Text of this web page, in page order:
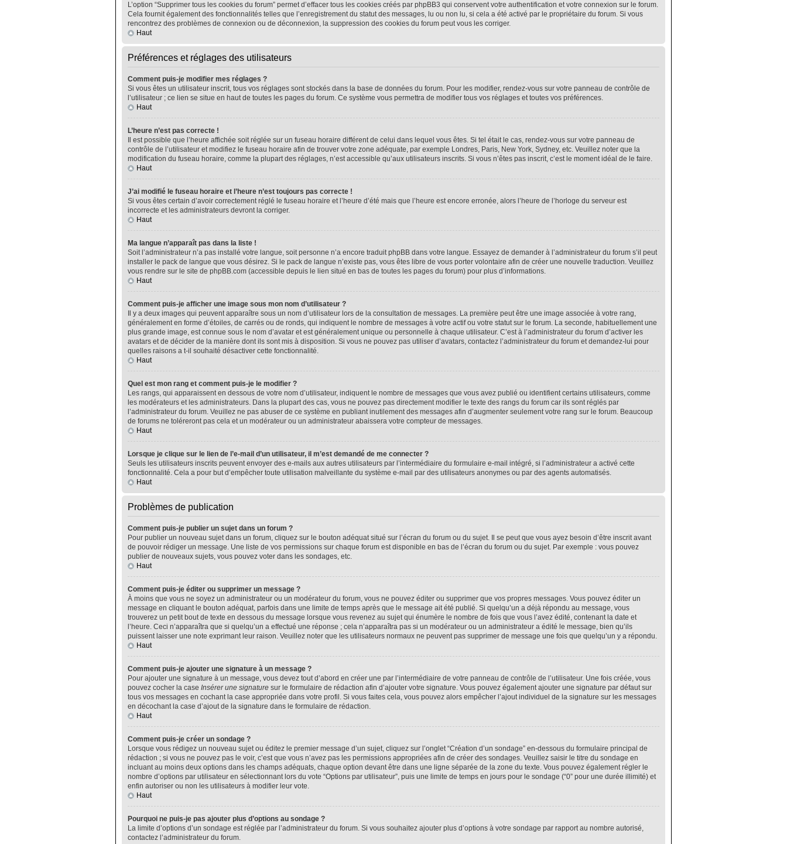
L’option “Supprimer tous les cookies du forum” permet d’effacer tous les cookies créés par phpBB3 qui conservent votre authentification et votre connexion sur le forum.
Cela fournit également des fonctionnalités telles que l’enregistrement du statut des messages, lu ou non lu, si cela a été activé par le propriétaire du forum. Si vous
rencontrez des problèmes de connexion ou de déconnexion, la suppression des cookies du forum peut vous les corriger.
Haut
Préférences et réglages des utilisateurs
Comment puis-je modifier mes réglages ?
Si vous êtes un utilisateur inscrit, tous vos réglages sont stockés dans la base de données du forum. Pour les modifier, rendez-vous sur votre panneau de contrôle de
l’utilisateur ; ce lien se situe en haut de toutes les pages du forum. Ce système vous permettra de modifier tous vos réglages et toutes vos préférences.
Haut
L’heure n’est pas correcte !
Il est possible que l’heure affichée soit réglée sur un fuseau horaire différent de celui dans lequel vous êtes. Si tel était le cas, rendez-vous sur votre panneau de
contrôle de l’utilisateur et modifiez le fuseau horaire afin de trouver votre zone adéquate, par exemple Londres, Paris, New York, Sydney, etc. Veuillez noter que la
modification du fuseau horaire, comme la plupart des réglages, n’est accessible qu’aux utilisateurs inscrits. Si vous n’êtes pas inscrit, c’est le moment idéal de le faire.
Haut
J’ai modifié le fuseau horaire et l’heure n’est toujours pas correcte !
Si vous êtes certain d’avoir correctement réglé le fuseau horaire et l’heure d’été mais que l’heure est encore erronée, alors l’heure de l’horloge du serveur est
incorrecte et les administrateurs devront la corriger.
Haut
Ma langue n’apparaît pas dans la liste !
Soit l’administrateur n’a pas installé votre langue, soit personne n’a encore traduit phpBB dans votre langue. Essayez de demander à l’administrateur du forum s’il peut
installer le pack de langue que vous désirez. Si le pack de langue n’existe pas, vous êtes libre de vous porter volontaire afin de créer une nouvelle traduction. Veuillez
vous rendre sur le site de phpBB.com (accessible depuis le lien situé en bas de toutes les pages du forum) pour plus d’informations.
Haut
Comment puis-je afficher une image sous mon nom d’utilisateur ?
Il y a deux images qui peuvent apparaître sous un nom d’utilisateur lors de la consultation de messages. La première peut être une image associée à votre rang,
généralement en forme d’étoiles, de carrés ou de ronds, qui indiquent le nombre de messages à votre actif ou votre statut sur le forum. La seconde, habituellement une
plus grande image, est connue sous le nom d’avatar et est généralement unique ou personnelle à chaque utilisateur. C’est à l’administrateur du forum d’activer les
avatars et de décider de la manière dont ils sont mis à disposition. Si vous ne pouvez pas utiliser d’avatars, contactez l’administrateur du forum et demandez-lui pour
quelles raisons a t-il souhaité désactiver cette fonctionnalité.
Haut
Quel est mon rang et comment puis-je le modifier ?
Les rangs, qui apparaissent en dessous de votre nom d’utilisateur, indiquent le nombre de messages que vous avez publié ou identifient certains utilisateurs, comme
les modérateurs et les administrateurs. Dans la plupart des cas, vous ne pouvez pas directement modifier le texte des rangs du forum car ils sont réglés par
l’administrateur du forum. Veuillez ne pas abuser de ce système en publiant inutilement des messages afin d’augmenter seulement votre rang sur le forum. Beaucoup
de forums ne toléreront pas cela et un modérateur ou un administrateur abaissera votre compteur de messages.
Haut
Lorsque je clique sur le lien de l’e-mail d’un utilisateur, il m’est demandé de me connecter ?
Seuls les utilisateurs inscrits peuvent envoyer des e-mails aux autres utilisateurs par l’intermédiaire du formulaire e-mail intégré, si l’administrateur a activé cette
fonctionnalité. Cela a pour but d’empêcher toute utilisation malveillante du système e-mail par des utilisateurs anonymes ou par des agents automatisés.
Haut
Problèmes de publication
Comment puis-je publier un sujet dans un forum ?
Pour publier un nouveau sujet dans un forum, cliquez sur le bouton adéquat situé sur l’écran du forum ou du sujet. Il se peut que vous ayez besoin d’être inscrit avant
de pouvoir rédiger un message. Une liste de vos permissions sur chaque forum est disponible en bas de l’écran du forum ou du sujet. Par exemple : vous pouvez
publier de nouveaux sujets, vous pouvez voter dans les sondages, etc.
Haut
Comment puis-je éditer ou supprimer un message ?
À moins que vous ne soyez un administrateur ou un modérateur du forum, vous ne pouvez éditer ou supprimer que vos propres messages. Vous pouvez éditer un
message en cliquant le bouton adéquat, parfois dans une limite de temps après que le message ait été publié. Si quelqu’un a déjà répondu au message, vous
trouverez un petit bout de texte en dessous du message lorsque vous revenez au sujet qui énumère le nombre de fois que vous l’avez édité, contenant la date et
l’heure. Ceci n’apparaîtra que si quelqu’un a effectué une réponse ; cela n’apparaîtra pas si un modérateur ou un administrateur a édité le message, bien qu’ils
puissent laisser une note exprimant leur raison. Veuillez noter que les utilisateurs normaux ne peuvent pas supprimer de message une fois que quelqu’un y a répondu.
Haut
Comment puis-je ajouter une signature à un message ?
Pour ajouter une signature à un message, vous devez tout d’abord en créer une par l’intermédiaire de votre panneau de contrôle de l’utilisateur. Une fois créée, vous
pouvez cocher la case Insérer une signature sur le formulaire de rédaction afin d’ajouter votre signature. Vous pouvez également ajouter une signature par défaut sur
tous vos messages en cochant la case appropriée dans votre profil. Si vous faites cela, vous pouvez alors empêcher l’ajout individuel de la signature sur les messages
en décochant la case d’ajout de la signature dans le formulaire de rédaction.
Haut
Comment puis-je créer un sondage ?
Lorsque vous rédigez un nouveau sujet ou éditez le premier message d’un sujet, cliquez sur l’onglet “Création d’un sondage” en-dessous du formulaire principal de
rédaction ; si vous ne pouvez pas le voir, c’est que vous n’avez pas les permissions appropriées afin de créer des sondages. Veuillez saisir le titre du sondage en
incluant au moins deux options dans les champs adéquats, chaque option devant être dans une ligne séparée de la zone du texte. Vous pouvez également régler le
nombre d’options par utilisateur en sélectionnant lors du vote “Options par utilisateur”, puis une limite de temps en jours pour le sondage (“0” pour une durée illimité) et
enfin autoriser ou non les utilisateurs à modifier leur vote.
Haut
Pourquoi ne puis-je pas ajouter plus d’options au sondage ?
La limite d’options d’un sondage est réglée par l’administrateur du forum. Si vous souhaitez ajouter plus d’options à votre sondage par rapport au nombre autorisé,
contactez l’administrateur du forum.